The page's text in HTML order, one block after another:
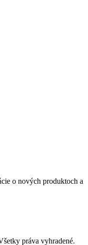
o nových produktoch a
práva vyhradené.